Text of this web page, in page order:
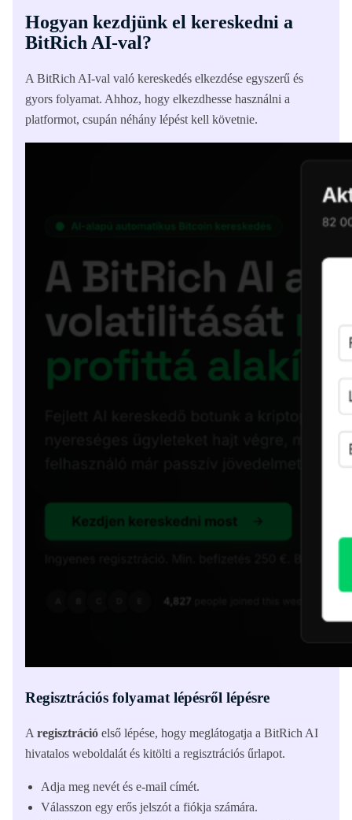
Hogyan kezdjünk el kereskedni a
BitRich AI-val?
A BitRich AI-val való kereskedés elkezdése egyszerű és
gyors folyamat. Ahhoz, hogy elkezdhesse használni a
platformot, csupán néhány lépést kell követnie.
Regisztrációs folyamat lépésről lépésre
A regisztráció első lépése, hogy meglátogatja a BitRich AI
hivatalos weboldalát és kitölti a regisztrációs űrlapot.
Adja meg nevét és e-mail címét.
Válasszon egy erős jelszót a fiókja számára.